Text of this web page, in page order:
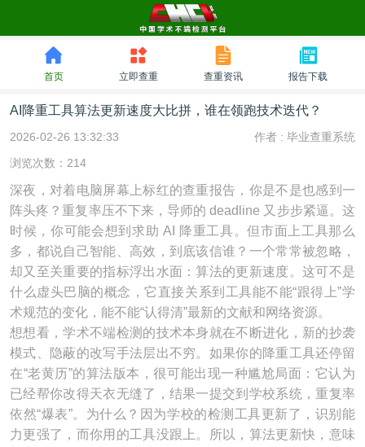
首页 立即查重 查重资讯 报告下载
AI降重工具算法更新速度大比拼，谁在领跑技术迭代？
2026-02-26 13:32:33 作者 : 毕业查重系统
浏览次数：214
深夜，对着电脑屏幕上标红的查重报告，你是不是也感到一
阵头疼？重复率压不下来，导师的 deadline 又步步紧逼。这
时候，你可能会想到求助 AI 降重工具。但市面上工具那么
多，都说自己智能、高效，到底该信谁？一个常常被忽略，
却又至关重要的指标浮出水面：算法的更新速度。这可不是
什么虚头巴脑的概念，它直接关系到工具能不能“跟得上”学
术规范的变化，能不能“认得清”最新的文献和网络资源。
想想看，学术不端检测的技术本身就在不断进化，新的抄袭
模式、隐蔽的改写手法层出不穷。如果你的降重工具还停留
在“老黄历”的算法版本，很可能出现一种尴尬局面：它认为
已经帮你改得天衣无缝了，结果一提交到学校系统，重复率
依然“爆表”。为什么？因为学校的检测工具更新了，识别能
力更强了，而你用的工具没跟上。所以，算法更新快，意味